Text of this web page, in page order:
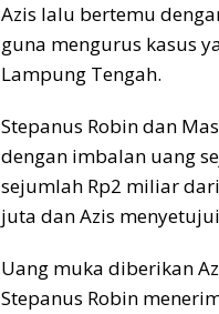
Azis lalu bertemu
guna mengurus kasus
Lampung Tengah.
Stepanus Robin dan
dengan imbalan uang
sejumlah Rp2 miliar
juta dan Azis
Uang muka diberikan
Stepanus Robin